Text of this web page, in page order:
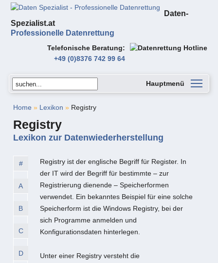
Daten-
Spezialist.at
Professionelle Datenrettung
Telefonische Beratung
+49 (0)8376 742 99 64
Hauptmenü
Home » Lexikon »Registry
Registry
Lexikon zur Datenwiederherstellung
#
A
B
C
D
Registry ist der englische Begriff für Register. In
der IT wird der Begriff für bestimmte – zur
Registrierung dienende – Speicherformen
verwendet. Ein bekanntes Beispiel für eine solche
Speicherform ist die Windows Registry, bei der
sich Programme anmelden und
Konfigurationsdaten hinterlegen.
Unter einer Registry versteht die